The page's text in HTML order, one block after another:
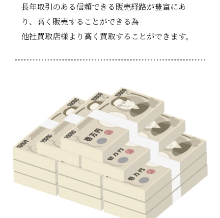
長年取引のある信頼できる販売経路が豊富にあ
り、高く販売することができる為
他社買取店様より高く買取することができます。